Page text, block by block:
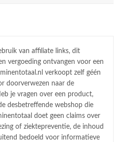
van affiliate links, dit
vergoeding ontvangen voor een
verkoopt zelf géén
doorverwezen naar de
je vragen over een product,
desbetreffende webshop die
doet geen claims over
of ziektepreventie, de inhoud
bedoeld voor informatieve